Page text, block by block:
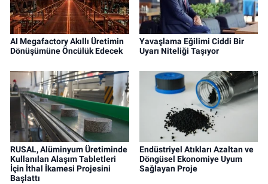
AI Megafactory Akıllı Üretimin
Dönüşümüne Öncülük Edecek
Yavaşlama Eğilimi Ciddi Bir
Uyarı Niteliği Taşıyor
RUSAL, Alüminyum Üretiminde
Kullanılan Alaşım Tabletleri
İçin İthal İkamesi Projesini
Başlattı
Endüstriyel Atıkları Azaltan ve
Döngüsel Ekonomiye Uyum
Sağlayan Proje